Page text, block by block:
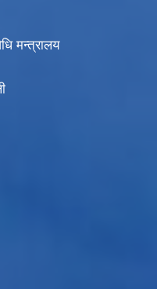
मन्त्रालय